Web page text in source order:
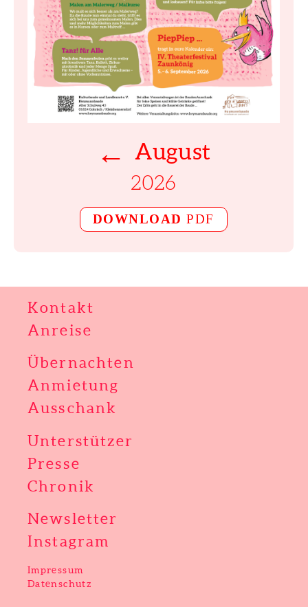
← August
2026
DOWNLOAD PDF
Kontakt
Anreise
Übernachten
Anmietung
Ausschank
Unterstützer
Presse
Chronik
Newsletter
Instagram
Impressum
Datenschutz